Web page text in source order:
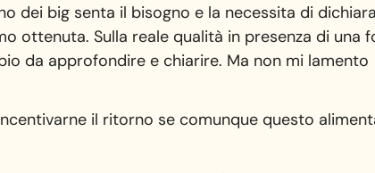
dei big senta il bisogno e la necessita di
ottenuta. Sulla reale qualità in presenza di una
da approfondire e chiarire. Ma non mi lamento
il ritorno se comunque questo